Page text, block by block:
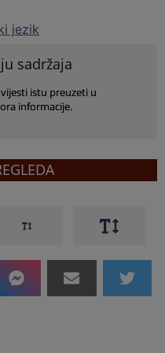
jezik
sadržaja
istu preuzeti u
informacije.